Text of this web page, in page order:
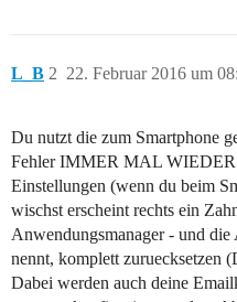
L_B 22. Februar 2016 um
2
Du nutzt die zum Smartphone
Fehler IMMER MAL
Einstellungen (wenn du beim
wischst erscheint rechts ein
Anwendungsmanager - und
nennt, komplett zuruecksetzen
Dabei werden auch deine